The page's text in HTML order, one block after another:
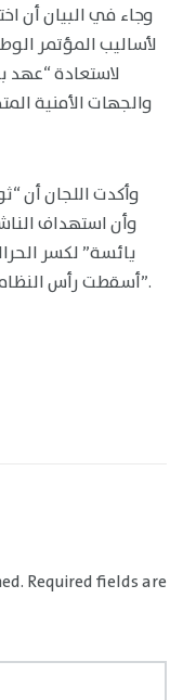
وجاء في البيان أن
لأساليب المؤتمر
لاستعادة “عهد
والجهات الأمنية
وأكدت اللجان أن
وأن استهداف
يائسة” لكسر
أسقطت رأس النظام في 2019 قادرة على كسر قيود كتائبكم”.
Required fields are